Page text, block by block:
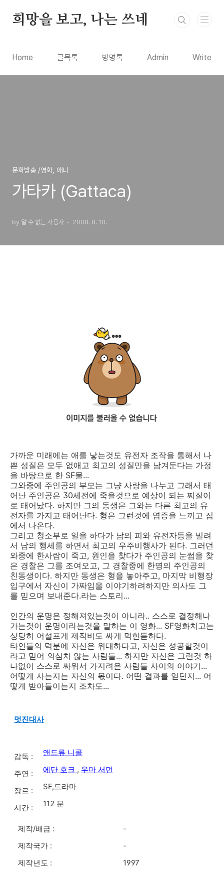
희망을 보고, 나는 쓰네
Home 글목록 방명록 Admin Write
문화방송 /영화, 애니
가타카 (Gattaca)
by 알 수 없는 사용자 2008. 8. 10.
가까운 미래에는 애를 낳는것도 유전자 조작을 통해서 나
쁜 성질은 모두 없애고 최고의 성질만을 남겨둔다는 가정
을 바탕으로 한 SF물...
그와중에 주인공의 부모는 그냥 사랑을 나누고 그래서 태
어난 주인공은 30세전에 죽을것으로 예상이 되는 찌질이
로 태어났다. 하지만 그의 동생은 그와는 다른 최고의 유
전자를 가지고 태어난다. 형은 그런것에 염증을 느끼고 집
에서 나온다.
그리고 청소부로 일을 하다가 남의 피와 유전자등을 빌려
서 남의 행세를 하면서 최고의 우주비행사가 된다. 그러던
와중에 한사람이 죽고, 원인을 찾다가 주인공의 눈썹을 찾
은 경찰은 그를 조여오고, 그 경찰중에 한명의 주인공의
친동생이다. 하지만 동생은 형을 놓아주고, 마지막 비행장
입구에서 자신이 가짜임을 이야기하려하지만 의사도 그
를 믿으며 보내준다.라는 스토리...
인간의 운명은 정해져있는것이 아니라.. 스스로 결정해나
가는것이 운명이라는것을 말하는 이 영화... SF영화치고는
상당히 어설프게 제작비도 싸게 먹힌듣하다.
타인들의 덕분에 자신은 위대하다고, 자신은 성공할것이
라고 믿어 의심치 않는 사람들... 하지만 자신은 그런것 하
나없이 스스로 싸워서 가지려은 사람들 사이의 이야기...
어떻게 사는지는 자신의 몫이다. 어떤 결과를 얻던지... 어
떻게 받아들이는지 조차도...
멋진대사
감독 : 앤드류 니콜
주연 : 에단 호크 , 우마 서먼
장르 : SF,드라마
시간 : 112 분
제작/배급 :
-
제작국가 :
-
제작년도 :
1997